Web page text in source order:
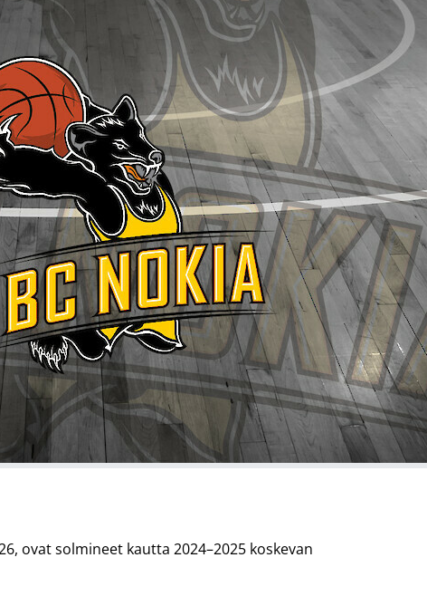
ovat solmineet kautta 2024–2025 koskevan